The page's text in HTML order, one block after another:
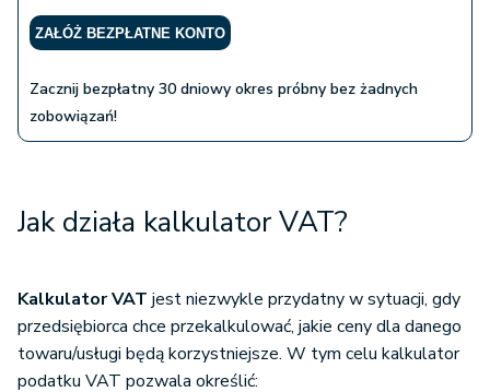
ZAŁÓŻ BEZPŁATNE KONTO
Zacznij bezpłatny 30 dniowy okres próbny bez żadnych
zobowiązań!
Jak działa kalkulator VAT?
Kalkulator VAT jest niezwykle przydatny w sytuacji, gdy
przedsiębiorca chce przekalkulować, jakie ceny dla danego
towaru/usługi będą korzystniejsze. W tym celu kalkulator
podatku VAT pozwala określić: